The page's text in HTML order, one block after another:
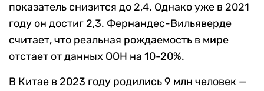
показатель снизится до 2,4. Однако уже в 2021
году он достиг 2,3. Фернандес-Вильяверде
считает, что реальная рождаемость в мире
отстает от данных ООН на 10-20%.
В Китае в 2023 году родились 9 млн человек —